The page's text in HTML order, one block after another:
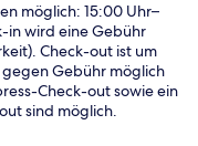
möglich: 15:00 Uhr–
in wird eine Gebühr
Check-out ist um
gegen Gebühr möglich
Check-out sowie ein
sind möglich.